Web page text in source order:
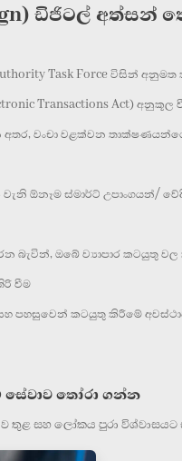
ඩිජිටල් අත්සන්
Authority Task Force විසින්
Transactions Act) අනුකූල
වංචා වළක්වන
වැනි ඕනෑම ස්මාර්ට් උපාංගයන්/
බැවින්, ඔබේ ව්‍යාපාර කටයුතු වල
වීම
පහසුවෙන් කටයුතු කිරීමේ
තෝරා ගන්න
තුළ සහ ලෝකය පුරා